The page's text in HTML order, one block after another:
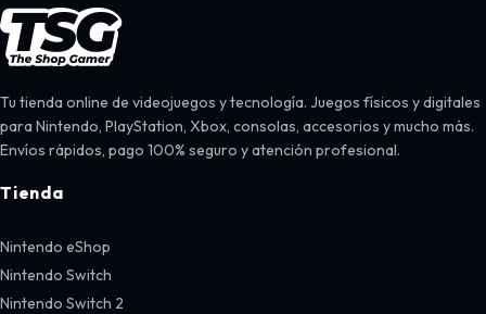
Tu tienda online de videojuegos y tecnología. Juegos físicos y digitales
para Nintendo, PlayStation, Xbox, consolas, accesorios y mucho más.
Envíos rápidos, pago 100% seguro y atención profesional.
Tienda
Nintendo eShop
Nintendo Switch
Nintendo Switch 2